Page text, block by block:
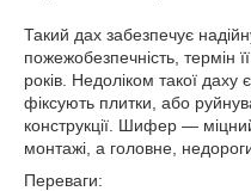
Такий дах забезпечує
пожежобезпечність, термін
років. Недоліком такої даху
фіксують плитки, або
конструкції. Шифер —
монтажі, а головне,
Переваги: